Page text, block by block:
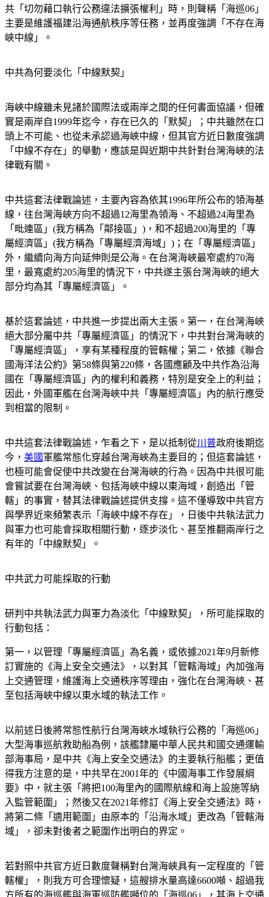
共「切勿藉口執行公務違法擴張權利」時，則聲稱「海巡06」
主要是維護福建沿海通航秩序等任務，並再度強調「不存在海
峽中線」。
中共為何要淡化「中線默契」
海峽中線雖未見諸於國際法或兩岸之間的任何書面協議，但確
實是兩岸自1999年迄今，存在已久的「默契」；中共雖然在口
頭上不可能、也從未承認過海峽中線，但其官方近日數度強調
「中線不存在」的舉動，應該是與近期中共針對台灣海峽的法
律戰有關。
中共這套法律戰論述，主要內容為依其1996年所公布的領海基
線，往台灣海峽方向不超過12海里為領海、不超過24海里為
「毗連區」(我方稱為「鄰接區」)，和不超過200海里的「專
屬經濟區」(我方稱為「專屬經濟海域」)；在「專屬經濟區」
外，繼續向海方向延伸則是公海。在台灣海峽最窄處約70海
里，最寬處約205海里的情況下，中共遂主張台灣海峽的絕大
部分均為其「專屬經濟區」。
基於這套論述，中共進一步提出兩大主張。第一，在台灣海峽
絕大部分屬中共「專屬經濟區」的情況下，中共對台灣海峽的
「專屬經濟區」，享有某種程度的管轄權；第二，依據《聯合
國海洋法公約》第58條與第220條，各國應顧及中共作為沿海
國在「專屬經濟區」內的權利和義務，特別是安全上的利益；
因此，外國軍艦在台灣海峽中共「專屬經濟區」內的航行應受
到相當的限制。
中共這套法律戰論述，乍看之下，是以抵制從川普政府後期迄
今， 美國 軍艦常態化穿越台灣海峽為主要目的；但這套論述，
也極可能會促使中共改變在台灣海峽的行為。因為中共很可能
會嘗試要在台灣海峽、包括海峽中線以東海域，創造出「管
轄」的事實，替其法律戰論述提供支撐。這不僅導致中共官方
與學界近來頻繁表示「海峽中線不存在」，日後中共執法武力
與軍力也可能會採取相關行動，逐步淡化、甚至推翻兩岸行之
有年的「中線默契」。
中共武力可能採取的行動
研判中共執法武力與軍力為淡化「中線默契」，所可能採取的
行動包括：
第一，以管理「專屬經濟區」為名義，或依據2021年9月新修
訂實施的《海上安全交通法》，以對其「管轄海域」內加強海
上交通管理，維護海上交通秩序等理由，強化在台灣海峽、甚
至包括海峽中線以東水域的執法工作。
以前述日後將常態性航行台灣海峽水域執行公務的「海巡06」
大型海事巡航救助船為例，該艦隸屬中華人民共和國交通運輸
部海事局，是中共《海上安全交通法》的主要執行船艦；更值
得我方注意的是，中共早在2001年的《中國海事工作發展綱
要》中，就主張「將把100海里內的國際航線和海上設施等納
入監管範圍」；然後又在2021年修訂《海上安全交通法》時，
將第二條「適用範圍」由原本的「沿海水域」更改為「管轄海
域」，卻未對後者之範圍作出明白的界定。
若對照中共官方近日數度聲稱對台灣海峽具有一定程度的「管
轄權」，則我方可合理懷疑，這艘排水量高達6600噸、超過我
方所有的海巡艦與海軍巡防艦噸位的「海巡06」，其海上交通